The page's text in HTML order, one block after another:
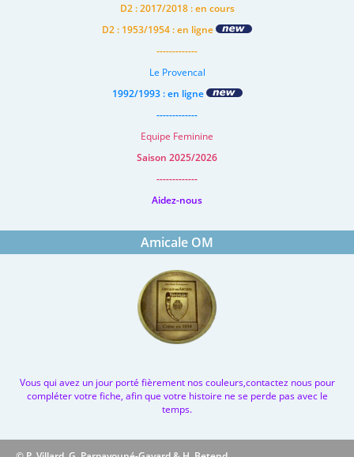
D2 : 2017/2018 : en cours
D2 : 1953/1954 : en ligne
-------------
Le Provencal
1992/1993 : en ligne
-------------
Equipe Feminine
Saison 2025/2026
-------------
Aidez-nous
Amicale OM
Vous qui avez un jour porté fièrement nos couleurs,contactez nous pour
compléter votre fiche, afin que votre histoire ne se perde pas avec le
temps.